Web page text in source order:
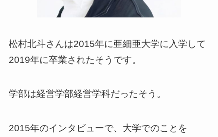
松村北斗さんは2015年に亜細亜大学に入学して
2019年に卒業されたそうです。
学部は経営学部経営学科だったそう。
2015年のインタビューで、大学でのことを